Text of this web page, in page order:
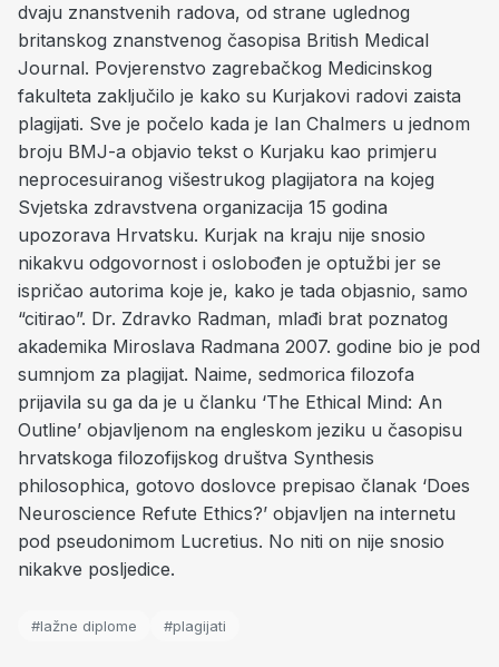
dvaju znanstvenih radova, od strane uglednog
britanskog znanstvenog časopisa British Medical
Journal. Povjerenstvo zagrebačkog Medicinskog
fakulteta zaključilo je kako su Kurjakovi radovi zaista
plagijati. Sve je počelo kada je Ian Chalmers u jednom
broju BMJ-a objavio tekst o Kurjaku kao primjeru
neprocesuiranog višestrukog plagijatora na kojeg
Svjetska zdravstvena organizacija 15 godina
upozorava Hrvatsku. Kurjak na kraju nije snosio
nikakvu odgovornost i oslobođen je optužbi jer se
ispričao autorima koje je, kako je tada objasnio, samo
“citirao”. Dr. Zdravko Radman, mlađi brat poznatog
akademika Miroslava Radmana 2007. godine bio je pod
sumnjom za plagijat. Naime, sedmorica filozofa
prijavila su ga da je u članku ‘The Ethical Mind: An
Outline’ objavljenom na engleskom jeziku u časopisu
hrvatskoga filozofijskog društva Synthesis
philosophica, gotovo doslovce prepisao članak ‘Does
Neuroscience Refute Ethics?’ objavljen na internetu
pod pseudonimom Lucretius. No niti on nije snosio
nikakve posljedice.
#lažne diplome #plagijati